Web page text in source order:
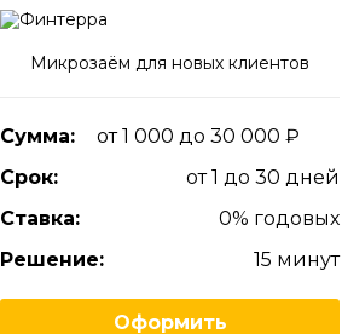
Микрозаём для новых клиентов
Сумма:
от 1 000 до 30 000
Срок:
от 1 до 30 дней
Ставка:
0% годовых
Решение:
15 минут
Оформить